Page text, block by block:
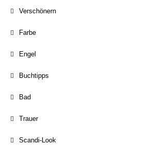
Verschönern
Farbe
Engel
Buchtipps
Bad
Trauer
Scandi-Look